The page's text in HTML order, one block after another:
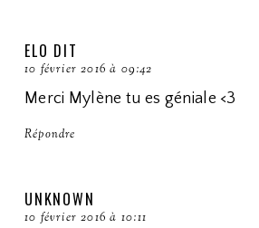
ELO DIT
10 février 2016 à 09:42
Merci Mylène tu es géniale <3
Répondre
UNKNOWN
10 février 2016 à 10:11